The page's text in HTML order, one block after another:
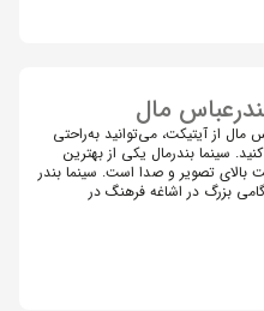
مال
مال از آیتیکت، می‌توانید به‌راحتی
سینما بندرمال یکی از بهترین
بالای تصویر و صدا است. سینما بندر
بزرگ در اشاغه فرهنگ در